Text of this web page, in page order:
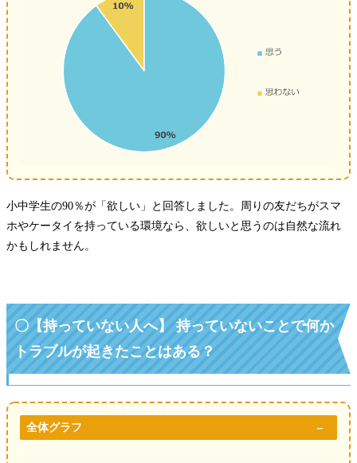
小中学生の90％が「欲しい」と回答しました。周りの友だちがスマ
ホやケータイを持っている環境なら、欲しいと思うのは自然な流れ
かもしれません。
〇【持っていない人へ】 持っていないことで何か
トラブルが起きたことはある？
全体グラフ